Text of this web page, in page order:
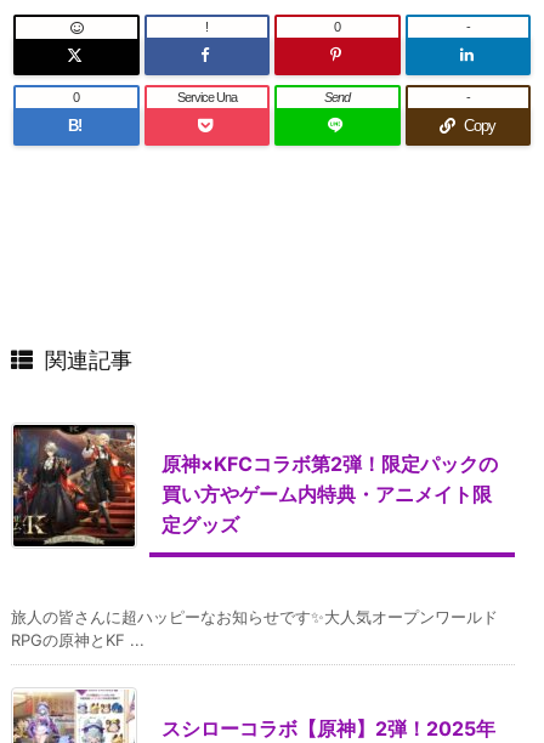
! 0 -
B!
0 Service Una Send
Copy
-
関連記事
原神×KFCコラボ第2弾！限定パックの
買い方やゲーム内特典・アニメイト限
定グッズ
旅人の皆さんに超ハッピーなお知らせです✨大人気オープンワールド
RPGの原神とKF ...
スシローコラボ【原神】2弾！2025年